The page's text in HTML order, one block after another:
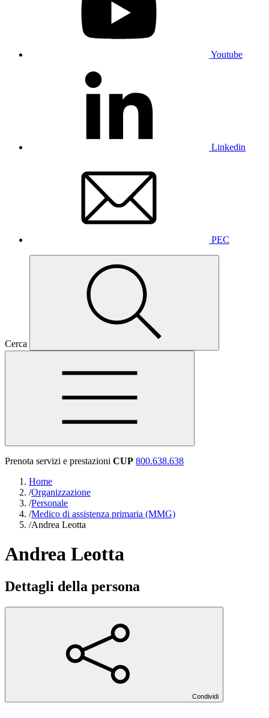
Youtube
Linkedin
PEC
Cerca
Prenota servizi e prestazioni CUP 800.638.638
Home
/Organizzazione
/Personale
/Medico di assistenza primaria (MMG)
/Andrea Leotta
Andrea Leotta
Dettagli della persona
Condividi